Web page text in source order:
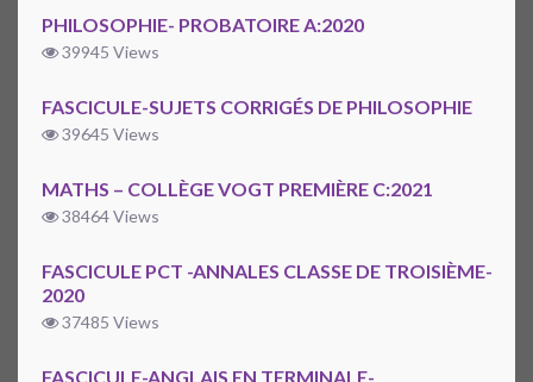
PHILOSOPHIE- PROBATOIRE A:2020
39945 Views
FASCICULE-SUJETS CORRIGÉS DE PHILOSOPHIE
39645 Views
MATHS – COLLÈGE VOGT PREMIÈRE C:2021
38464 Views
FASCICULE PCT -ANNALES CLASSE DE TROISIÈME-
2020
37485 Views
FASCICULE-ANGLAIS EN TERMINALE-